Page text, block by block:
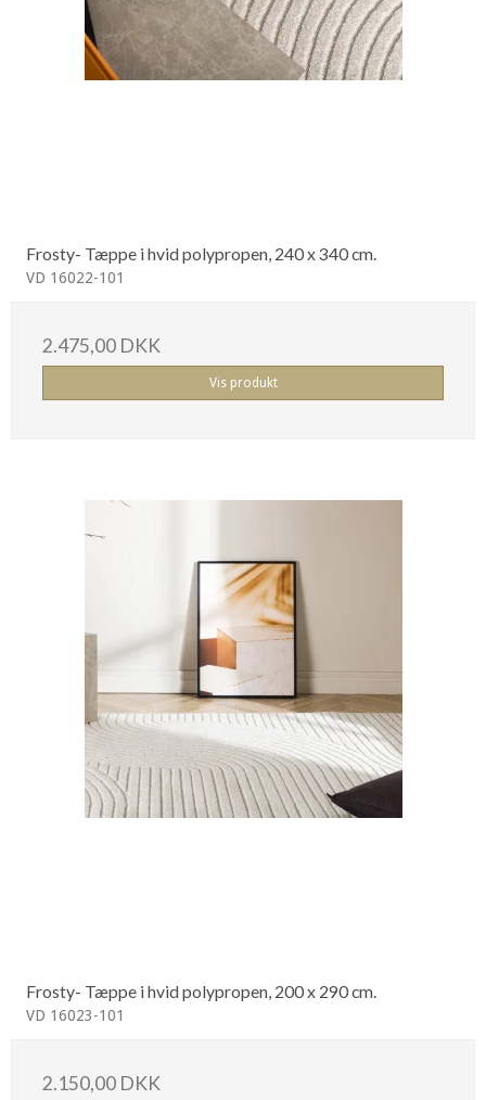
Frosty- Tæppe i hvid polypropen, 240 x 340 cm.
VD 16022-101
2.475,00 DKK
Vis produkt
Frosty- Tæppe i hvid polypropen, 200 x 290 cm.
VD 16023-101
2.150,00 DKK